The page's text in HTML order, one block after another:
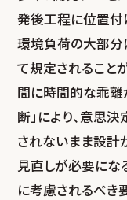
発後工程に位置付
環境負荷の大部分
て規定されること
間に時間的な乖離
断」により、意思
されないまま設計
見直しが必要にな
に考慮されるべき